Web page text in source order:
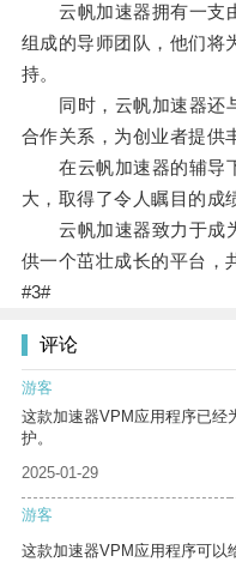
云帆加速器拥有一支由
组成的导师团队，他们将
持。
同时，云帆加速器还与
合作关系，为创业者提供
在云帆加速器的辅导
大，取得了令人瞩目的成
云帆加速器致力于成为
供一个茁壮成长的平台，
#3#
评论
游客
这款加速器VPM应用程序已经
护。
2025-01-29
游客
这款加速器VPM应用程序可以